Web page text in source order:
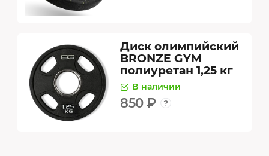
Диск олимпийский
BRONZE GYM
полиуретан 1,25 кг
В наличии
850 ₽